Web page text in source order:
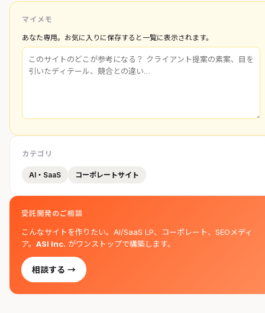
マイメモ
あなた専用。お気に入りに保存すると一覧に表示されます。
カテゴリ
AI・SaaS コーポレートサイト
受託開発のご相談
こんなサイトを作りたい。AI/SaaS LP、コーポレート、SEOメディ
ア。 ASI Inc. がワンストップで構築します。
相談する →